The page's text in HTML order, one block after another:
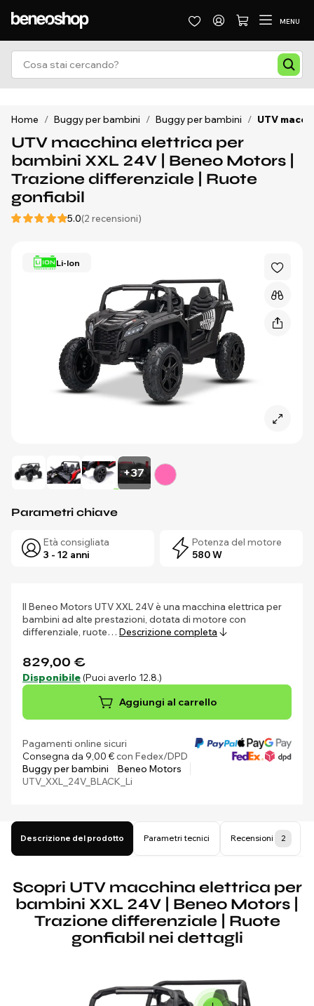
MENU
Home / Buggy per bambini / Buggy per bambini / UTV
UTV macchina elettrica per
bambini XXL 24V | Beneo Motors |
Trazione differenziale | Ruote
gonfiabil
5.0(2 recensioni)
Li-Ion
+37
Parametri chiave
Età consigliata
3 - 12 anni
Potenza del motore
580 W
Il Beneo Motors UTV XXL 24V è una macchina elettrica per
bambini ad alte prestazioni, dotata di motore con
differenziale, ruote… Descrizione completa
829,00 €
Disponibile (Puoi averlo 12.8.)
Aggiungi al carrello
Pagamenti online sicuri
Consegna da 9,00 €con Fedex/DPD
Buggy per bambini
Beneo Motors
UTV_XXL_24V_BLACK_Li
Descrizione del prodotto Parametri tecnici Recensioni 2
Scopri UTV macchina elettrica per
bambini XXL 24V | Beneo Motors |
Trazione differenziale | Ruote
gonfiabil nei dettagli